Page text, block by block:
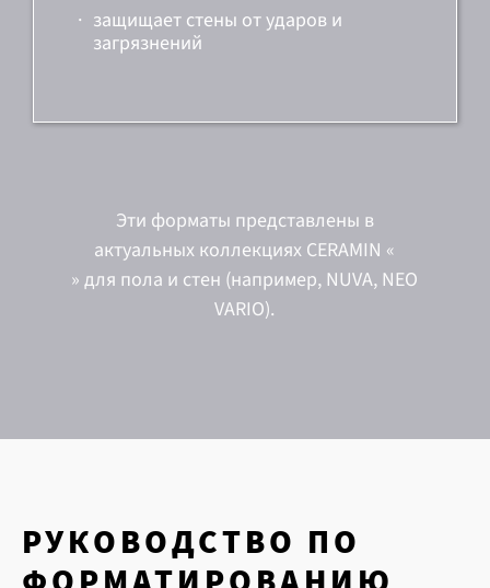
· защищает стены от ударов и
загрязнений
Эти форматы представлены в
актуальных коллекциях CERAMIN «
» для пола и стен (например, NUVA, NEO
VARIO).
РУКОВОДСТВО ПО